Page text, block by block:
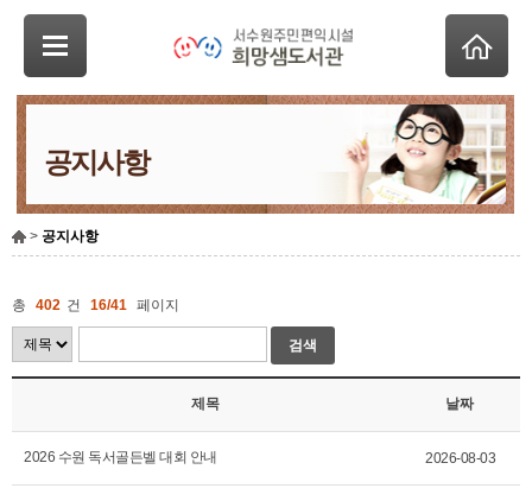
> 공지사항
공지사항
총 402 건 16/41 페이지
검색
제목 날짜
2026 수원 독서골든벨 대회 안내 2026-08-03